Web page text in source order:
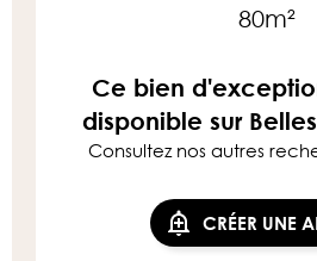
80m²
Ce bien
disponible sur
Consultez nos autres
CRÉER UNE